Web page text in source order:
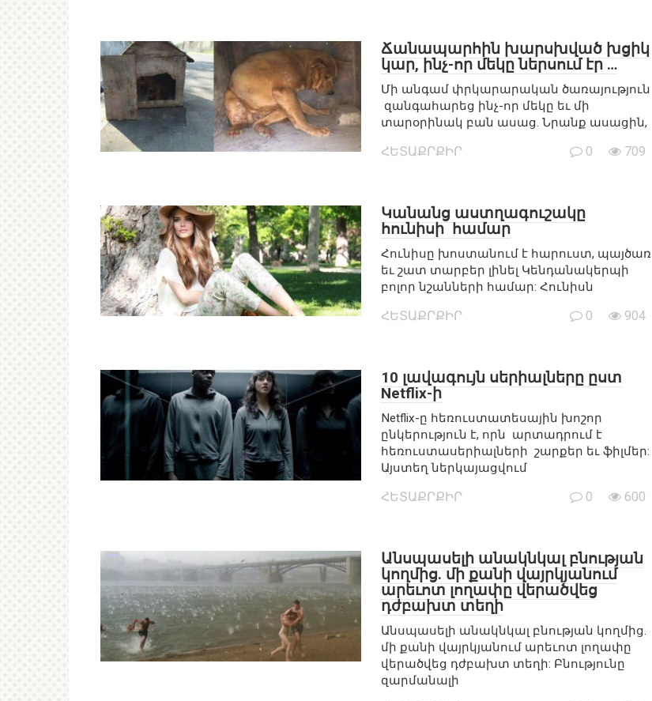
Ճանապարհին խարսխված խցիկ
կար, ինչ-որ մեկը ներսում էր …
Մի անգամ փրկարարական ծառայություն
զանգահարեց ինչ-որ մեկը եւ մի
տարօրինակ բան ասաց. Նրանք ասացին,
ՀԵՏԱՔՐՔԻՐ 0 709
Կանանց աստղագուշակը
հունիսի համար
Հունիսը խոստանում է հարուստ, պայծառ
եւ շատ տարբեր լինել Կենդանակերպի
բոլոր նշանների համար: Հունիսն
ՀԵՏԱՔՐՔԻՐ 0 904
10 լավագույն սերիալները ըստ
Netflix-ի
Netflix-ը հեռուստատեսային խոշոր
ընկերություն է, որն արտադրում է
հեռուստասերիալների շարքեր եւ ֆիլմեր:
Այստեղ ներկայացվում
ՀԵՏԱՔՐՔԻՐ 0 600
Անսպասելի անակնկալ բնության
կողմից. մի քանի վայրկյանում
արեւոտ լողափը վերածվեց
դժբախտ տեղի
Անսպասելի անակնկալ բնության կողմից.
մի քանի վայրկյանում արեւոտ լողափը
վերածվեց դժբախտ տեղի: Բնությունը
զարմանալի